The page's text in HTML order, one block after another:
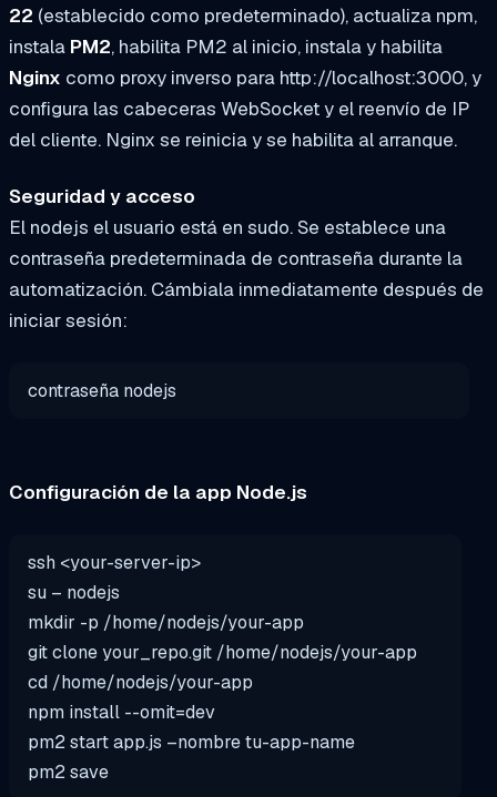
22 (establecido como predeterminado), actualiza npm,
instala PM2, habilita PM2 al inicio, instala y habilita
Nginx como proxy inverso para http://localhost:3000, y
configura las cabeceras WebSocket y el reenvío de IP
del cliente. Nginx se reinicia y se habilita al arranque.
Seguridad y acceso
El nodejs el usuario está en sudo. Se establece una
contraseña predeterminada de contraseña durante la
automatización. Cámbiala inmediatamente después de
iniciar sesión:
contraseña nodejs
Configuración de la app Node.js
ssh <your-server-ip>
su – nodejs
mkdir -p /home/nodejs/your-app
git clone your_repo.git /home/nodejs/your-app
cd /home/nodejs/your-app
npm install --omit=dev
pm2 startapp.js –nombre tu-app-name
pm2save